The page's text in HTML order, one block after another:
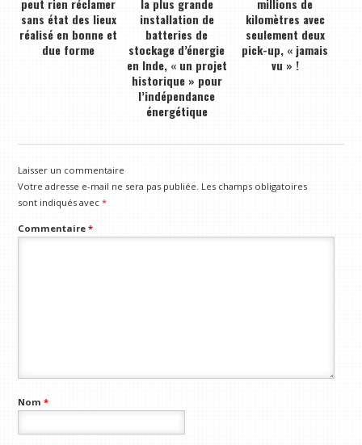
peut rien réclamer
sans état des lieux
réalisé en bonne et
due forme
la plus grande
installation de
batteries de
stockage d’énergie
en Inde, « un projet
historique » pour
l’indépendance
énergétique
millions de
kilomètres avec
seulement deux
pick-up, « jamais
vu » !
Laisser un commentaire
Votre adresse e-mail ne sera pas publiée. Les champs obligatoires
sont indiqués avec*
Commentaire*
Nom*